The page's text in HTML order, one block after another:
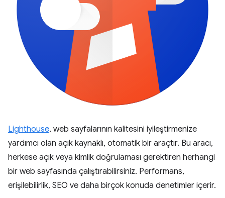
Lighthouse, web sayfalarının kalitesini iyileştirmenize
yardımcı olan açık kaynaklı, otomatik bir araçtır. Bu aracı,
herkese açık veya kimlik doğrulaması gerektiren herhangi
bir web sayfasında çalıştırabilirsiniz. Performans,
erişilebilirlik, SEO ve daha birçok konuda denetimler içerir.